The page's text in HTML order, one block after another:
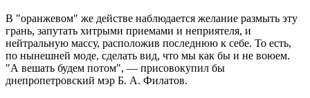
В "оранжевом" же действе наблюдается желание размыть эту
грань, запутать хитрыми приемами и неприятеля, и
нейтральную массу, расположив последнюю к себе. То есть,
по нынешней моде, сделать вид, что мы как бы и не воюем.
"А вешать будем потом", — присовокупил бы
днепропетровский мэр Б. А. Филатов.